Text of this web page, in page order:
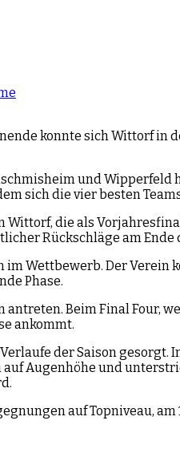
konnte sich Wittorf
und
sich die vier besten
die als
Rückschläge am
Wettbewerb. Der
Phase.
Beim Final Four,
ankommt.
der Saison
Augenhöhe und
auf Topniveau,